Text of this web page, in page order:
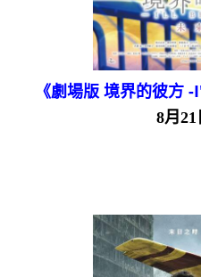
《劇場版 境界的彼方 -
8月